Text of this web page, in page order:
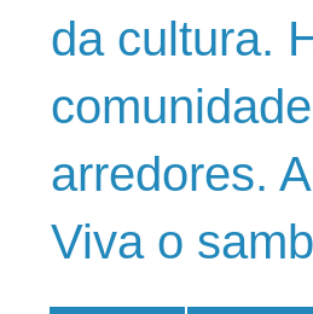
da cultura.
arredores.
Viva o